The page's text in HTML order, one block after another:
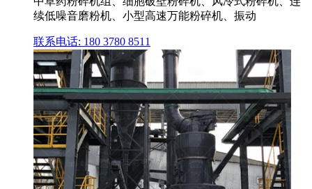
续低噪音磨粉机、小型高速万能粉碎机、振动
联系电话: 180 3780 8511